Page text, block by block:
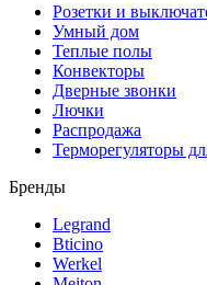
Розетки и
Умный дом
Теплые полы
Конвекторы
Дверные звонки
Лючки
Распродажа
Терморегуляторы
Бренды
Legrand
Bticino
Werkel